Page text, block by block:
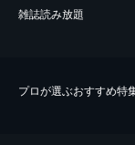
雑誌読み放題
プロが選ぶおすすめ特